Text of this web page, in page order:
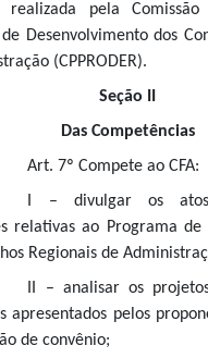
realizada pela
Desenvolvimento dos
(CPPRODER).
Seção II
Das Competências
Art. 7º Compete ao CFA:
I – divulgar os
relativas ao Programa de
Regionais de
II – analisar os
apresentados pelos
de convênio;